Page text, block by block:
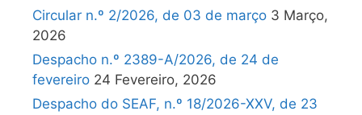
Circular n.º 2/2026, de 03 de março 3 Março,
2026
Despacho n.º 2389-A/2026, de 24 de
fevereiro 24 Fevereiro, 2026
Despacho do SEAF, n.º 18/2026-XXV, de 23